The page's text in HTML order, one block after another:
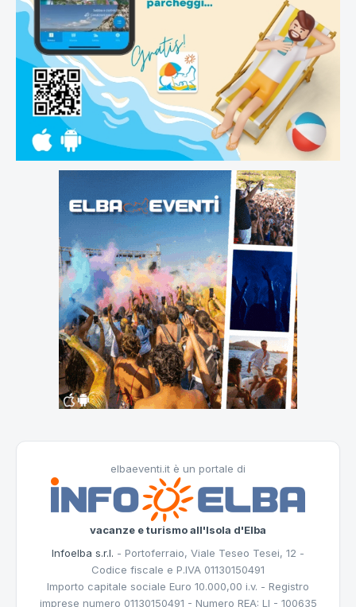
elbaeventi.it è un portale di
vacanze e turismo all'Isola d'Elba
Infoelba s.r.l. - Portoferraio, Viale Teseo Tesei, 12 -
Codice fiscale e P.IVA 01130150491
Importo capitale sociale Euro 10.000,00 i.v. - Registro
imprese numero 01130150491 - Numero REA: LI - 100635